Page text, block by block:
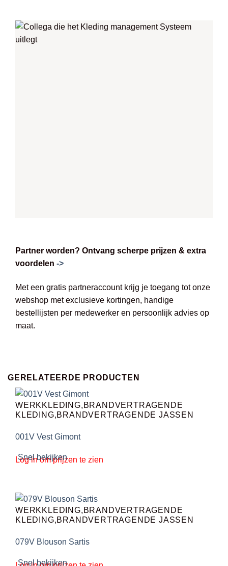
Partner worden? Ontvang scherpe prijzen & extra
voordelen ->
Met een gratis partneraccount krijg je toegang tot onze
webshop met exclusieve kortingen, handige
bestellijsten per medewerker en persoonlijk advies op
maat.
GERELATEERDE PRODUCTEN
Snel bekijken
WERKKLEDING,BRANDVERTRAGENDE
KLEDING,BRANDVERTRAGENDE JASSEN
001V Vest Gimont
Log in om prijzen te zien
Snel bekijken
WERKKLEDING,BRANDVERTRAGENDE
KLEDING,BRANDVERTRAGENDE JASSEN
079V Blouson Sartis